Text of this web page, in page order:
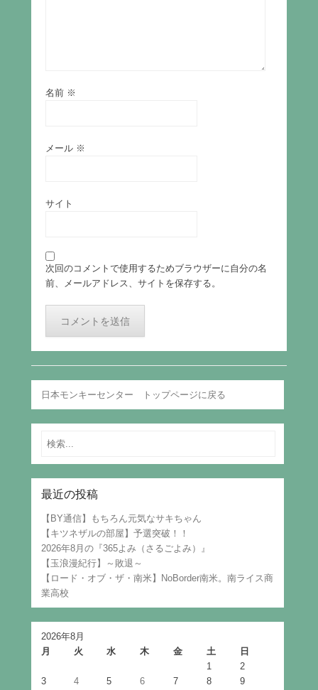
名前 ※
メール ※
サイト
次回のコメントで使用するためブラウザーに自分の名
前、メールアドレス、サイトを保存する。
日本モンキーセンター トップページに戻る
Search
最近の投稿
【BY通信】もちろん元気なサキちゃん
【キツネザルの部屋】予選突破！！
2026年8月の『365よみ（さるごよみ）』
【玉浪漫紀行】～敗退～
【ロード・オブ・ザ・南米】NoBorder南米。南ライス商
業高校
2026年8月
月
火 水 木 金 土
日
1
2
3
4 5 6 7 8
9